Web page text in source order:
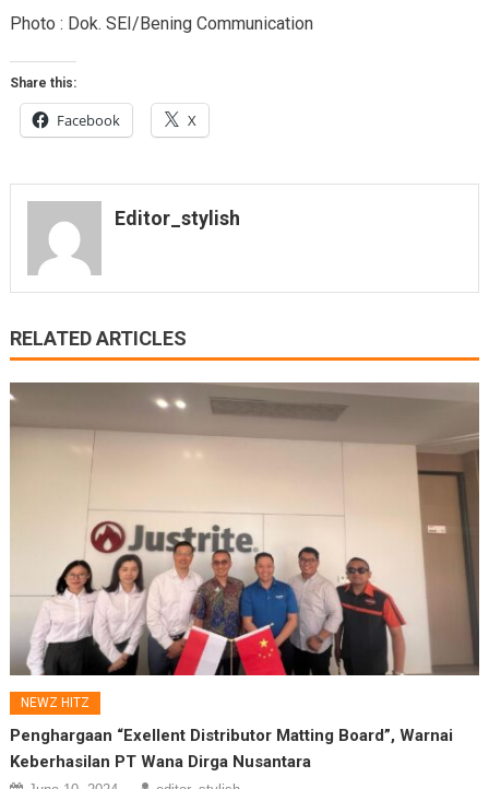
Photo : Dok. SEI/Bening Communication
Share this:
Facebook X
Editor_stylish
RELATED ARTICLES
NEWZ HITZ
Penghargaan “Exellent Distributor Matting Board”, Warnai
Keberhasilan PT Wana Dirga Nusantara